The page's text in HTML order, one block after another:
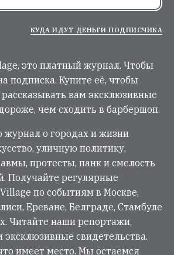
КУДА ИДУТ ДЕНЬГИ ПОДПИСЧИКА
это платный журнал. Чтобы
подписка. Купите её, чтобы
вам эксклюзивные
чем сходить в барбершоп.
журнал о городах и жизни
уличную политику,
протесты, панк и смелость
Получайте регулярные
по событиям в Москве,
Ереване, Белграде, Стамбуле
Читайте наши репортажи,
эксклюзивные свидетельства.
имеет место. Мы остаемся